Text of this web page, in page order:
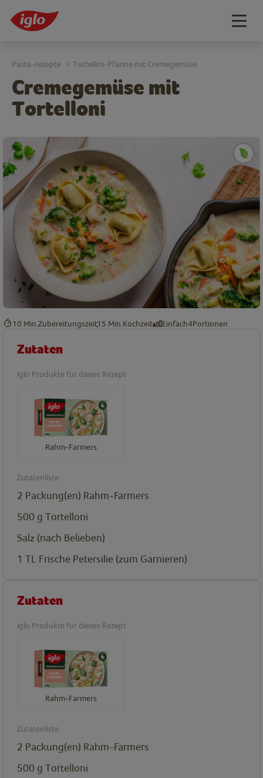
Cremegemüse mit
Tortelloni
Pasta-rezepte > Tortellini-Pfanne mit Cremegemüse
10 Min. Zubereitungszeit15 Min. Kochzeit Einfach4Portionen
Zutaten
Iglo Produkte für dieses Rezept
Rahm-Farmers
Zutatenliste
2 Packung(en) Rahm-Farmers
500 g Tortelloni
Salz (nach Belieben)
1 TL Frische Petersilie (zum Garnieren)
Zutaten
Iglo Produkte für dieses Rezept
Rahm-Farmers
Zutatenliste
2 Packung(en) Rahm-Farmers
500 g Tortelloni